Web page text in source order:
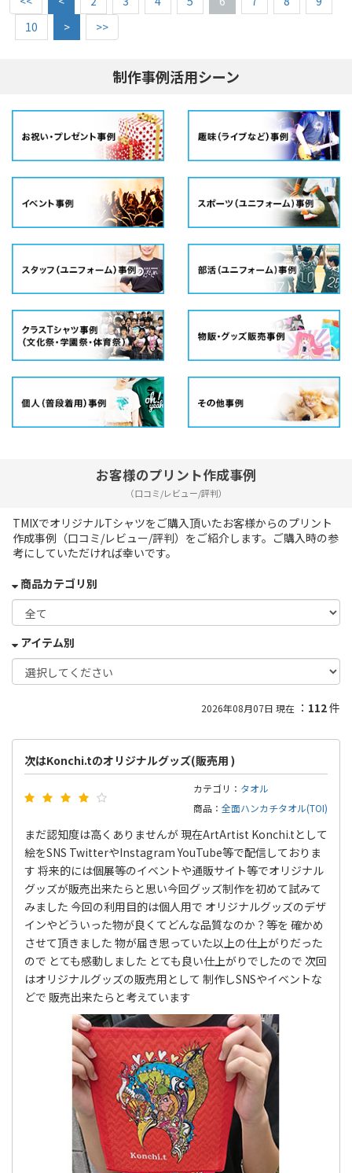
10
> >>
制作事例活用シーン
お客様のプリント作成事例
（口コミ/レビュー/評判）
TMIXでオリジナルTシャツをご購入頂いたお客様からのプリント
作成事例（口コミ/レビュー/評判）をご紹介します。ご購入時の参
考にしていただければ幸いです。
商品カテゴリ別
アイテム別
2026年08月07日 現在 ： 112件
次はKonchi.tのオリジナルグッズ(販売用 )
カテゴリ： タオル
商品： 全面ハンカチタオル(TOI)
まだ認知度は高くありませんが 現在ArtArtist Konchi.tとして
絵をSNS TwitterやInstagram YouTube等で配信しておりま
す 将来的には個展等のイベントや通販サイト等でオリジナル
グッズが販売出来たらと思い今回グッズ制作を初めて試みて
みました 今回の利用目的は個人用で オリジナルグッズのデザ
インやどういった物が良くてどんな品質なのか？等を 確かめ
させて頂きました 物が届き思っていた以上の仕上がりだった
ので とても感動しました とても良い仕上がりでしたので 次回
はオリジナルグッズの販売用として 制作しSNSやイベントな
どで 販売出来たらと考えています